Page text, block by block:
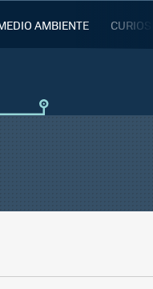
AMBIENTE